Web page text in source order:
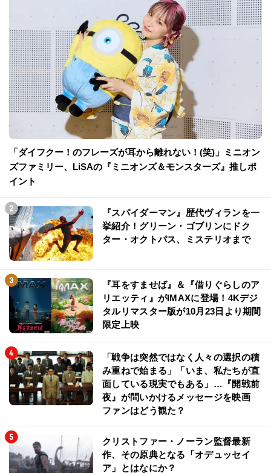
「ダイフクー！のフレーズが耳から離れない！(笑)」ミニオン
ズファミリー、LiSAの『ミニオンズ＆モンスターズ』推しポ
イント
『スパイダーマン』歴代ヴィランを一
挙紹介！グリーン・ゴブリンにドク
ター・オクトパス、ミステリオまで
『耳をすませば』＆『借りぐらしのア
リエッティ』がIMAXに登場！4Kデジ
タルリマスター版が10月23日より期間
限定上映
「戦争は突然ではなく人々の選択の積
み重ねで始まる」「いま、私たちが直
面している現実でもある」…『開戦前
夜』が問いかけるメッセージを映画
ファンはどう観た？
クリストファー・ノーラン監督最新
作、その原典となる「オデュッセイ
ア」とはなにか？